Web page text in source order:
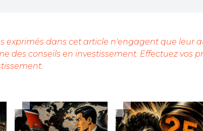
exprimés dans cet article n'engagent que leur
des conseils en investissement. Effectuez vos